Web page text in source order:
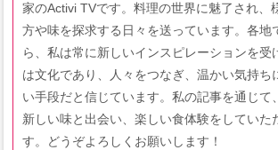
家のActivi TVです。料理の世界に魅了され、
方や味を探求する日々を送っています。各地
ら、私は常に新しいインスピレーションを受
は文化であり、人々をつなぎ、温かい気持ち
い手段だと信じています。私の記事を通じて
新しい味と出会い、楽しい食体験をしていた
す。どうぞよろしくお願いします！